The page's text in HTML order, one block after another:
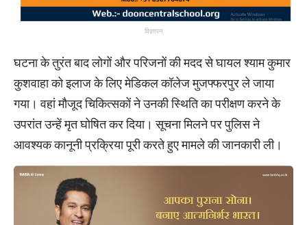
विज्ञापन
घटना के तुरंत बाद लोगों और परिजनों की मदद से घायल श्याम कुमार
कुशवाहा को इलाज के लिए मेडिकल कॉलेज मुजफ्फरपुर ले जाया
गया। वहां मौजूद चिकित्सकों ने उनकी स्थिति का परीक्षण करने के
उपरांत उन्हें मृत घोषित कर दिया। सूचना मिलने पर पुलिस ने
आवश्यक कानूनी प्रक्रिया पूरी करते हुए मामले की जानकारी ली।